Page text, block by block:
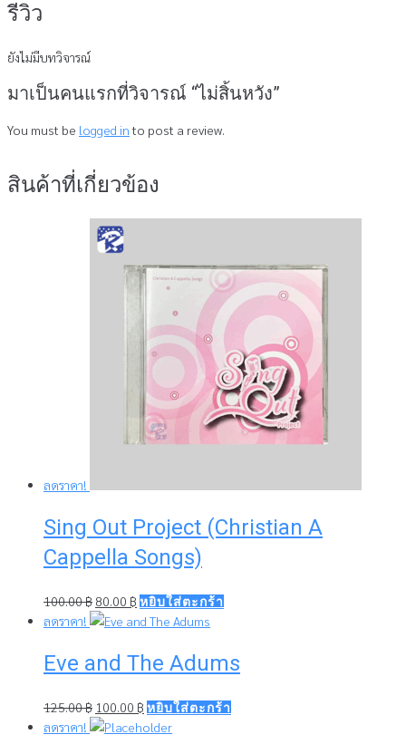
รีวิว
ยังไม่มีบทวิจารณ์
มาเป็นคนแรกที่วิจารณ์ “ไม่สิ้นหวัง”
You must be logged into post a review.
สินค้าที่เกี่ยวข้อง
ลดราคา!
Sing Out Project (Christian A
Cappella Songs)
100.00฿ Original
price
100.00 ฿.
80.00 ฿ Current
price
80.00 ฿.
หยิบใส่ตะกร้า
ลดราคา!
Eve and The Adums
125.00฿ Original
price
100.00 ฿ Current
price
หยิบใส่ตะกร้า
ลดราคา!